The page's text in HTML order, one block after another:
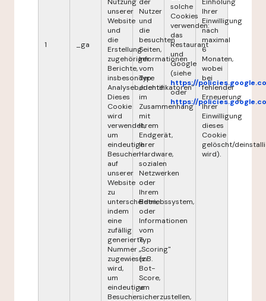
1 _ga
unserer
Website
und
die
Erstellung
zugehöriger
Berichte,
insbesondere
Analyseberichte.
Dieses
Cookie
wird
verwendet,
um
eindeutige
Besucher
auf
unserer
Website
zu
unterscheiden,
indem
eine
zufällig
generierte
Nummer
zugewiesen
wird,
um
eindeutige
Besucher
Nutzer
und
die
besuchten
Seiten,
Informationen
vom
Typ
„Identifikatoren"
im
Zusammenhang
mit
Ihrem
Endgerät,
Ihrer
Hardware,
sozialen
Netzwerken
oder
Ihrem
Betriebssystem,
oder
Informationen
vom
Typ
„Scoring"
(z.B.
Bot-
Score,
um
sicherzustellen,
solche
Cookies
verwenden:
das
Restaurant
und
Google
(siehe
https://
oder
https://
Ihrer
Einwilligung
nach
maximal
6
Monaten,
wobei
bei
fehlender
Erneuerung
Ihrer
Einwilligung
dieses
Cookie
gelöscht/
wird).